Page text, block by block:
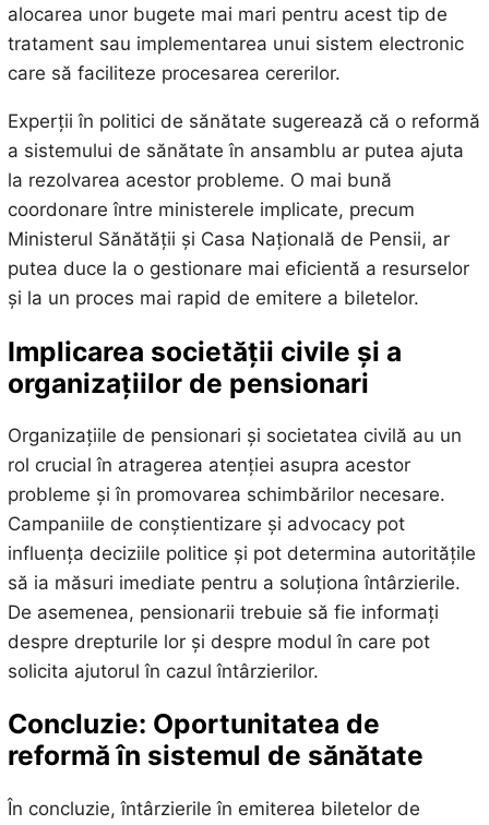
alocarea unor bugete mai mari pentru acest tip de
tratament sau implementarea unui sistem electronic
care să faciliteze procesarea cererilor.
Experții în politici de sănătate sugerează că o reformă
a sistemului de sănătate în ansamblu ar putea ajuta
la rezolvarea acestor probleme. O mai bună
coordonare între ministerele implicate, precum
Ministerul Sănătății și Casa Națională de Pensii, ar
putea duce la o gestionare mai eficientă a resurselor
și la un proces mai rapid de emitere a biletelor.
Implicarea societății civile și a
organizațiilor de pensionari
Organizațiile de pensionari și societatea civilă au un
rol crucial în atragerea atenției asupra acestor
probleme și în promovarea schimbărilor necesare.
Campaniile de conștientizare și advocacy pot
influența deciziile politice și pot determina autoritățile
să ia măsuri imediate pentru a soluționa întârzierile.
De asemenea, pensionarii trebuie să fie informați
despre drepturile lor și despre modul în care pot
solicita ajutorul în cazul întârzierilor.
Concluzie: Oportunitatea de
reformă în sistemul de sănătate
În concluzie, întârzierile în emiterea biletelor de